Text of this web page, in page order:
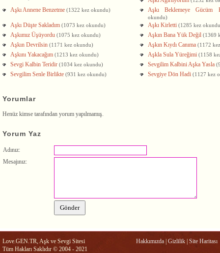
Aşkı Annene Benzetme (1322 kez okundu) Aşkı Beklemeye Gücüm
okundu)
Aşkı Düşte Sakladım (1073 kez okundu) Aşkı Kirletti (1285 kez
Aşkımız Üşüyordu (1075 kez okundu) Aşkın Bana Yük Değil (1369
Aşkın Devrilsin (1171 kez okundu) Aşkın Kıydı Canıma (1172
Aşkını Yakacağım (1213 kez okundu) Aşkla Sula Yüreğimi (1158
Sevgi Kalbin Teridir (1034 kez okundu) Sevgilim Kalbini Aşka Yasla
Sevgilim Senle Birlikte (931 kez okundu) Sevgiye Dön Hadi (1127 kez
Yorumlar
Henüz kimse tarafından yorum yapılmamış.
Yorum Yaz
Adınız:
Mesajınız:
Love.GEN.TR, Aşk ve Sevgi Sitesi
Tüm Hakları Saklıdır © 2004 - 2021
Hakkımızda | Gizlilik | Site Haritası